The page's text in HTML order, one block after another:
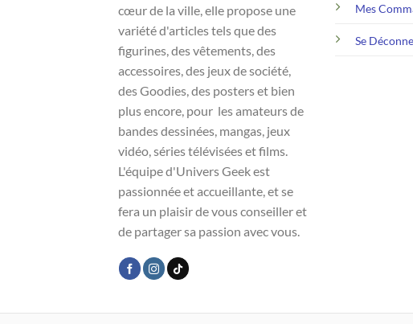
cœur de la ville, elle propose une
variété d'articles tels que des
figurines, des vêtements, des
accessoires, des jeux de société,
des Goodies, des posters et bien
plus encore, pour les amateurs de
bandes dessinées, mangas, jeux
vidéo, séries télévisées et films.
L'équipe d'Univers Geek est
passionnée et accueillante, et se
fera un plaisir de vous conseiller et
de partager sa passion avec vous.
Mes
Se